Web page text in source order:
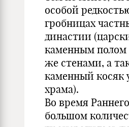
особой
гробницах
династии
каменным
же стенами, а
каменный косяк
храма).
Во время
большом